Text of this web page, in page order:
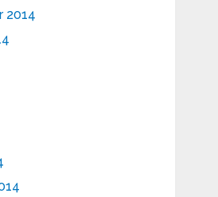
2014